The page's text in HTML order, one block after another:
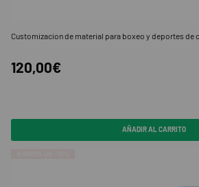
Customizacion de material para boxeo y deportes de
120,00€
AÑADIR AL CARRITO